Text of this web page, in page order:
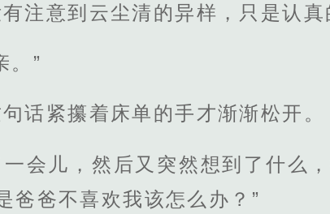
注意到云尘清的异样，只是认真
。”
话紧攥着床单的手才渐渐松开。
会儿，然后又突然想到了什么
爸爸不喜欢我该怎么办？”